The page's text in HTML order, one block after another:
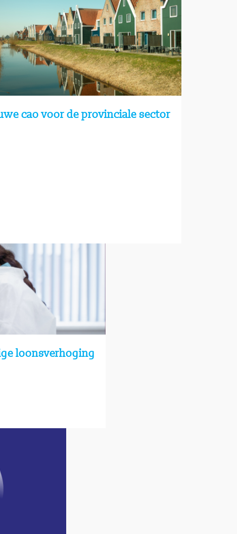
cao voor de provinciale sector
loonsverhoging